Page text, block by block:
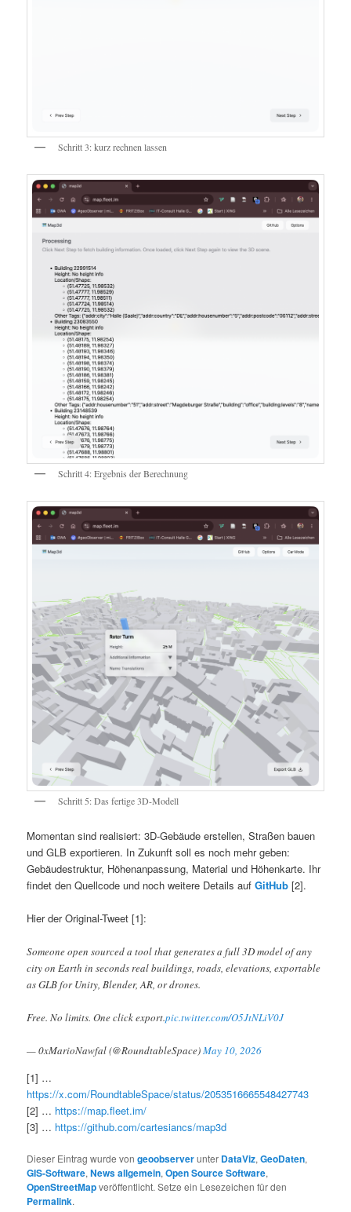
Schritt 3: kurz rechnen lassen
Schritt 4: Ergebnis der Berechnung
Schritt 5: Das fertige 3D-Modell
Momentan sind realisiert: 3D-Gebäude erstellen, Straßen bauen
und GLB exportieren. In Zukunft soll es noch mehr geben:
Gebäudestruktur, Höhenanpassung, Material und Höhenkarte. Ihr
findet den Quellcode und noch weitere Details aufGitHub [2].
Hier der Original-Tweet [1]:
Someone open sourced a tool that generates a full 3D model of any
city on Earth in seconds real buildings, roads, elevations, exportable
as GLB for Unity, Blender, AR, or drones.
Free. No limits. One click export.pic.twitter.com/O5JtNLiV0J
— 0xMarioNawfal (@RoundtableSpace)May 10, 2026
[1] …
https://x.com/RoundtableSpace/status/2053516665548427743
[2] … https://map.fleet.im/
[3] … https://github.com/cartesiancs/map3d
Dieser Eintrag wurde vongeoobserverunter DataViz,GeoDaten,
GIS-Software,News allgemein,Open Source Software,
OpenStreetMapveröffentlicht. Setze ein Lesezeichen für den
Permalink.